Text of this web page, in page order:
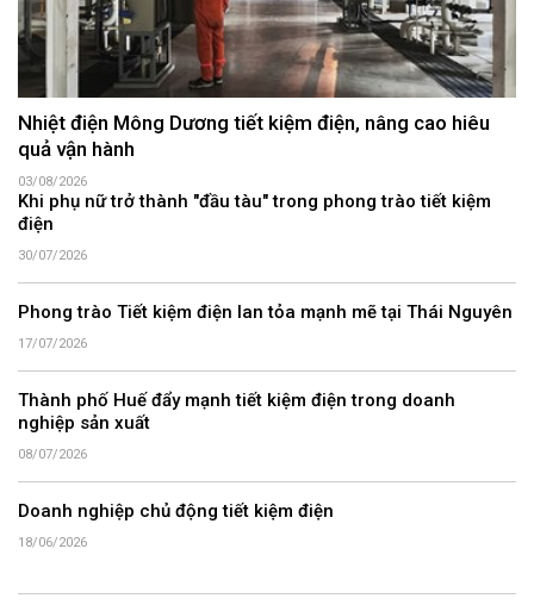
Nhiệt điện Mông Dương tiết kiệm điện, nâng cao hiêu
quả vận hành
03/08/2026
Khi phụ nữ trở thành "đầu tàu" trong phong trào tiết kiệm
điện
30/07/2026
Phong trào Tiết kiệm điện lan tỏa mạnh mẽ tại Thái Nguyên
17/07/2026
Thành phố Huế đẩy mạnh tiết kiệm điện trong doanh
nghiệp sản xuất
08/07/2026
Doanh nghiệp chủ động tiết kiệm điện
18/06/2026